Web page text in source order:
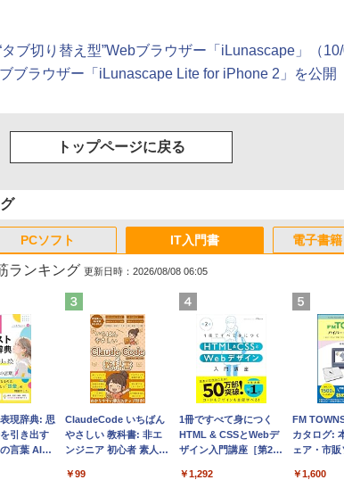
ブ切り替え型”Webブラウザー「iLunascape」（10/
ブラウザー「iLunascape Lite for iPhone 2」を公開
トップページに戻る
保護 15.6
コンケー
Lavie
Apple 2026 MacBook
Air M5チップ搭載13イ
ンチノートブック：AI
￥261,414
【Amazon.co.jp限定】
HP ノートパソコン 15-
fd 15.6インチ 16GBメ
￥129,800
FMV ノー
WE1-K3
Personal/
￥139,880
PCソフト
トカード -
【限定バ
テムを含
Microsoft Office
Home & Business
2024(最新 永続版)|オン
￥39,582
Robloxギフトカード -
2,000 Robux 【限定バ
ーチャルアイテムを含
￥3,200
Windows
(マインク
Bedrock
￥3,600
IT入門書
ランキング 更新日時：2026/08/08 06:05
現辞典: 思
引き出す
言葉 AI画
ClaudeCode いちばん
やさしい 教科書: 非エ
ンジニア 初心者 素人
￥99
1冊ですべて身につく
HTML & CSSとWebデ
ザイン入門講座［第2
￥1,292
FM
カタログ:
ェア・市
￥1,600
電子書